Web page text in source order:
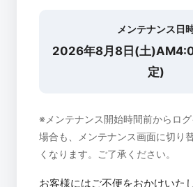
メンテナンス日
2026年8月8日(土
定)
※メンテナンス開始時間前からロ
場合も、メンテナンス画面に切り
くなります。ご了承ください。
お客様にはご不便をおかけいた